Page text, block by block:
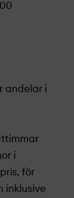
andelar i
i
för
inklusive